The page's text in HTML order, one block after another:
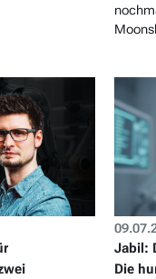
Jabil:
Die